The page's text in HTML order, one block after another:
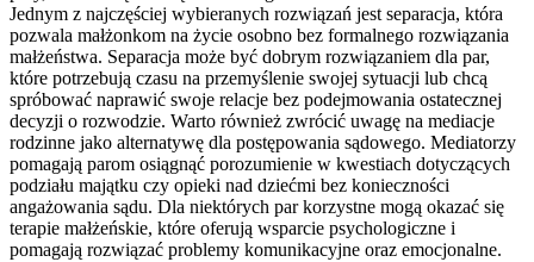
Jednym z najczęściej wybieranych rozwiązań jest separacja, która
pozwala małżonkom na życie osobno bez formalnego rozwiązania
małżeństwa. Separacja może być dobrym rozwiązaniem dla par,
które potrzebują czasu na przemyślenie swojej sytuacji lub chcą
spróbować naprawić swoje relacje bez podejmowania ostatecznej
decyzji o rozwodzie. Warto również zwrócić uwagę na mediacje
rodzinne jako alternatywę dla postępowania sądowego. Mediatorzy
pomagają parom osiągnąć porozumienie w kwestiach dotyczących
podziału majątku czy opieki nad dziećmi bez konieczności
angażowania sądu. Dla niektórych par korzystne mogą okazać się
terapie małżeńskie, które oferują wsparcie psychologiczne i
pomagają rozwiązać problemy komunikacyjne oraz emocjonalne.